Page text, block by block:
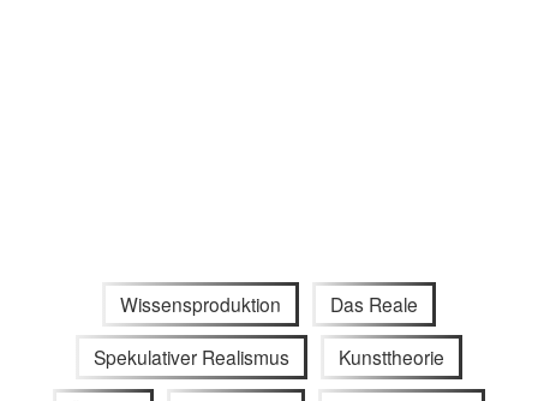
Wissensproduktion Das Reale
Spekulativer Realismus Kunsttheorie